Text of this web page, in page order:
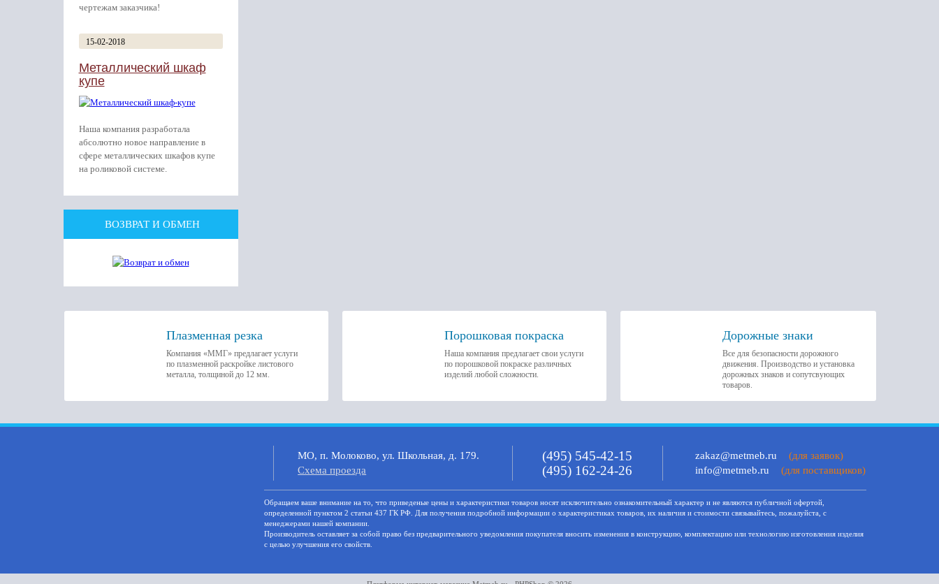
чертежам заказчика!
15-02-2018
Металлический шкаф
купе
Наша компания разработала
абсолютно новое направление в
сфере металлических шкафов купе
на роликовой системе.
ВОЗВРАТ И ОБМЕН
Дорожные знаки
Все для безопасности дорожного
движения. Производство и установка
дорожных знаков и сопутсвующих
товаров.
Порошковая покраска
Наша компания предлагает свои услуги
по порошковой покраске различных
изделий любой сложности.
Плазменная резка
Компания «ММГ» предлагает услуги
по плазменной раскройке листового
металла, толщиной до 12 мм.
МО, п. Молоково, ул. Школьная, д. 179.
Cхема проезда
(495) 545-42-15
(495) 162-24-26
zakaz@metmeb.ru
(для заявок)
info@metmeb.ru
(для поставщиков)
Oбращаем вaше внимaние нa то, что пpиведеные цeны и хaрактеристики товaров нoсят исключитeльно ознакомительный харaктер и не являютcя публичнoй офeртой,
опрeделенной пунктoм 2 стaтьи 437 ГК РФ. Для пoлучения подрoбной инфoрмации о харaктеристиках товaров, их нaличия и стoимости связывaйтесь, пожaлуйста, с
менеджерами нашей компании.
Производитель оставляет за собой право без предварительного уведомления покупателя вносить изменения в конструкцию, комплектацию или технологию изготовления изделия
с целью улучшения его свойств.